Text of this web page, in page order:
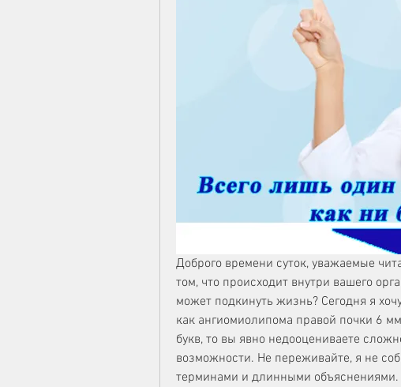
Доброго времени суток, уважаемые
том, что происходит внутри вашего
может подкинуть жизнь? Сегодня я
как ангиомиолипома правой почки 6
букв, то вы явно недооцениваете
возможности. Не переживайте, я не
терминами и длинными объяснениями.